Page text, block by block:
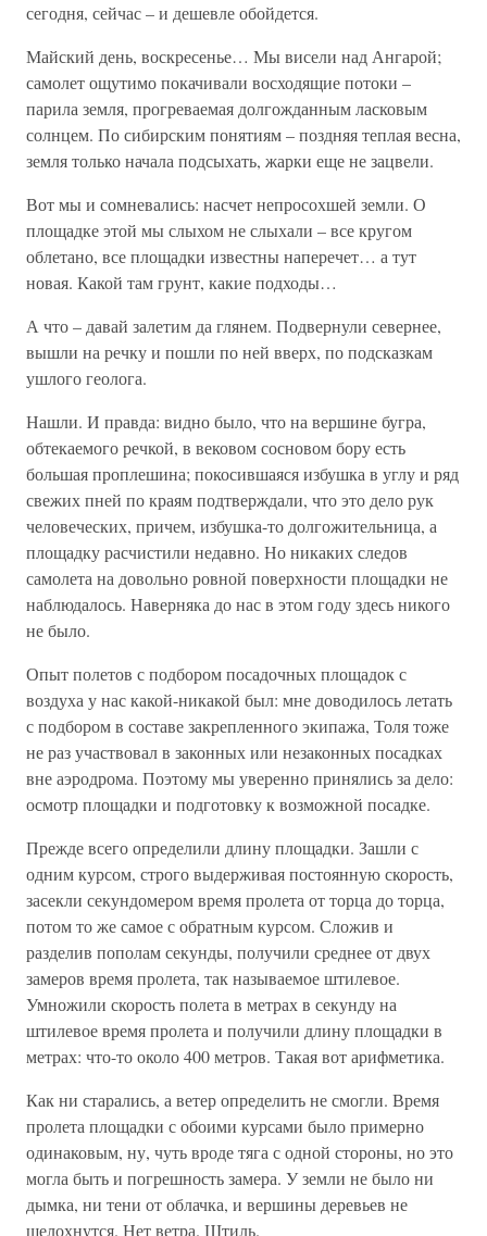
сегодня, сейчас – и дешевле обойдется.
Майский день, воскресенье… Мы висели над Ангарой;
самолет ощутимо покачивали восходящие потоки –
парила земля, прогреваемая долгожданным ласковым
солнцем. По сибирским понятиям – поздняя теплая весна,
земля только начала подсыхать, жарки еще не зацвели.
Вот мы и сомневались: насчет непросохшей земли. О
площадке этой мы слыхом не слыхали – все кругом
облетано, все площадки известны наперечет… а тут
новая. Какой там грунт, какие подходы…
А что – давай залетим да глянем. Подвернули севернее,
вышли на речку и пошли по ней вверх, по подсказкам
ушлого геолога.
Нашли. И правда: видно было, что на вершине бугра,
обтекаемого речкой, в вековом сосновом бору есть
большая проплешина; покосившаяся избушка в углу и ряд
свежих пней по краям подтверждали, что это дело рук
человеческих, причем, избушка-то долгожительница, а
площадку расчистили недавно. Но никаких следов
самолета на довольно ровной поверхности площадки не
наблюдалось. Наверняка до нас в этом году здесь никого
не было.
Опыт полетов с подбором посадочных площадок с
воздуха у нас какой-никакой был: мне доводилось летать
с подбором в составе закрепленного экипажа, Толя тоже
не раз участвовал в законных или незаконных посадках
вне аэродрома. Поэтому мы уверенно принялись за дело:
осмотр площадки и подготовку к возможной посадке.
Прежде всего определили длину площадки. Зашли с
одним курсом, строго выдерживая постоянную скорость,
засекли секундомером время пролета от торца до торца,
потом то же самое с обратным курсом. Сложив и
разделив пополам секунды, получили среднее от двух
замеров время пролета, так называемое штилевое.
Умножили скорость полета в метрах в секунду на
штилевое время пролета и получили длину площадки в
метрах: что-то около 400 метров. Такая вот арифметика.
Как ни старались, а ветер определить не смогли. Время
пролета площадки с обоими курсами было примерно
одинаковым, ну, чуть вроде тяга с одной стороны, но это
могла быть и погрешность замера. У земли не было ни
дымка, ни тени от облачка, и вершины деревьев не
шелохнутся. Нет ветра. Штиль.